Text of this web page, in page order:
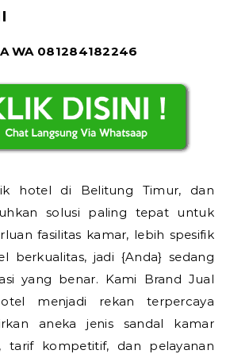
WA 081284182246
hotel di Belitung Timur, dan
solusi paling tepat untuk
fasilitas kamar, lebih spesifik
berkualitas, jadi {Anda} sedang
yang benar. Kami Brand Jual
menjadi rekan terpercaya
aneka jenis sandal kamar
tarif kompetitif, dan pelayanan